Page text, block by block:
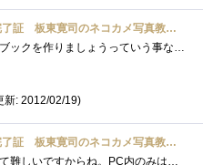
板東寛司のネコカメ写真教室パート2
上級編はフォトブックを作りましょうっていう事なんですネ。私、今まで写真を撮ってもたまに印刷くらいはしますけど、フォトブックを作ろう�...
新: 2012/02/19)
板東寛司のネコカメ写真教室パート2
データの保存って難しいですからね。PC内のみは論外ですが、DVD等に焼いた程度では数年で消えたりします。SDカードなんかに入れたまま保存する�...